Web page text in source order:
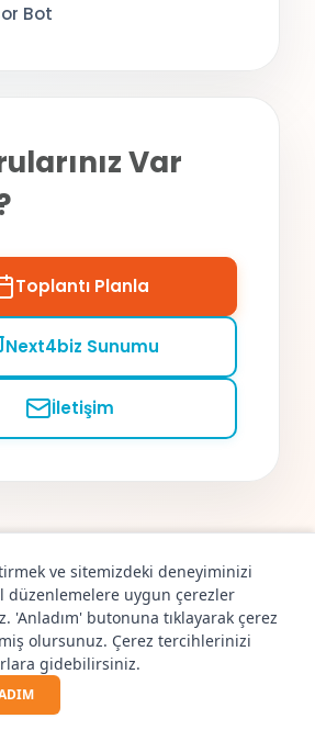
Bot
Var
Toplantı Planla
Next4biz Sunumu
İletişim
saklıdır.
Aydınlatma MetniKullanım Koşulları
İçerik BildirimiKalite PolitikasıTR|EN
ve sitemizdeki deneyiminizi
düzenlemelere uygun çerezler
'Anladım' butonuna tıklayarak çerez
olursunuz. Çerez tercihlerinizi
gidebilirsiniz.